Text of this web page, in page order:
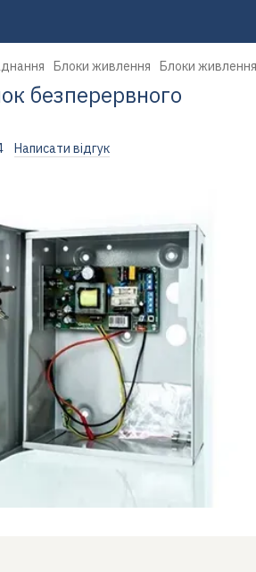
Блоки живлення Блоки
безперервного
Написати відгук